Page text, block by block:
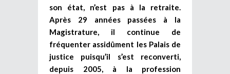
son état, n’est pas à la retraite.
Après 29 années passées à la
Magistrature, il continue de
fréquenter assidûment les Palais de
justice puisqu’il s’est reconverti,
depuis 2005, à la profession